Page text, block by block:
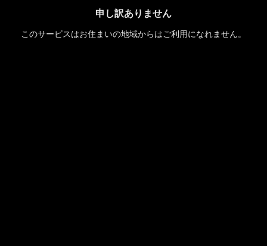
申し訳ありません
このサービスはお住まいの地域からはご利用になれません。